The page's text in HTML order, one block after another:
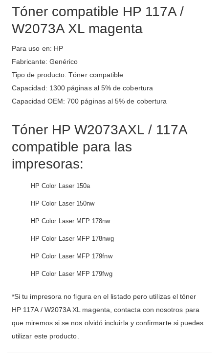
Tóner compatible HP 117A /
W2073A XL magenta
Para uso en: HP
Fabricante: Genérico
Tipo de producto: Tóner compatible
Capacidad: 1300 páginas al 5% de cobertura
Capacidad OEM: 700 páginas al 5% de cobertura
Tóner HP W2073AXL / 117A
compatible para las
impresoras:
HP Color Laser 150a
HP Color Laser 150nw
HP Color Laser MFP 178nw
HP Color Laser MFP 178nwg
HP Color Laser MFP 179fnw
HP Color Laser MFP 179fwg
*Si tu impresora no figura en el listado pero utilizas el tóner
HP 117A / W2073A XL magenta, contacta con nosotros para
que miremos si se nos olvidó incluirla y confirmarte si puedes
utilizar este producto.